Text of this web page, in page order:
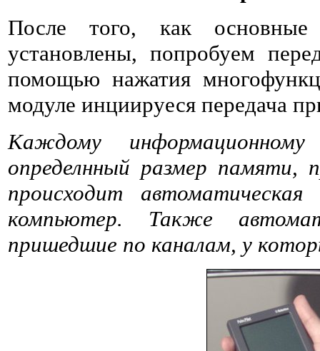
После того, как основные
установлены, попробуем
помощью нажатия
модуле инциируеся передача
Каждому
определнный размер памяти,
происходит
компьютер. Также
пришедшие по каналам, у